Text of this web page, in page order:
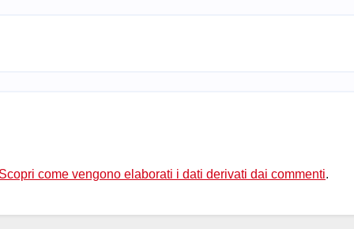
Scopri come vengono elaborati i dati derivati dai commenti.